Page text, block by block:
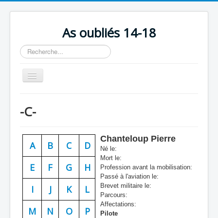
As oubliés 14-18
Rechercher
Basculer
la
Chronologie
Escadrilles
Organisation
Avions
Formation
Doctrines
-C-
A B C
D
E
F G
H
I
J K
L
M
N O
P
Chanteloup Pierre
Né le:
Mort le:
Profession avant la mobilisation:
Passé à l'aviation le:
Brevet militaire le:
Parcours:
Affectations:
Pilote